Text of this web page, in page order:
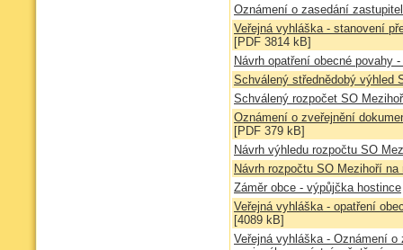
Oznámení o zasedání
Veřejná vyhláška - stanovení
[PDF 3814 kB]
Návrh opatření obecné povahy
Schválený střednědobý výhled
Schválený rozpočet SO
Oznámení o zveřejnění
[PDF 379 kB]
Návrh výhledu rozpočtu SO
Návrh rozpočtu SO Mezihoří na
Záměr obce - výpůjčka hostince
Veřejná vyhláška - opatření
[4089 kB]
Veřejná vyhláška - Oznámení